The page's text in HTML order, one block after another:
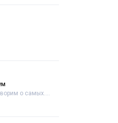
о самых....